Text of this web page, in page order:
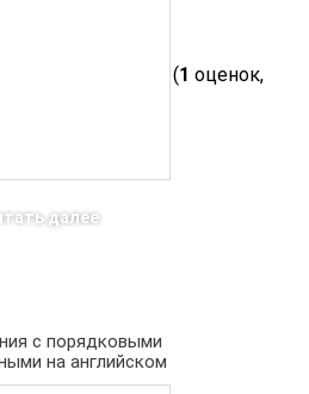
(1 оценок,
далее
с порядковыми
на английском